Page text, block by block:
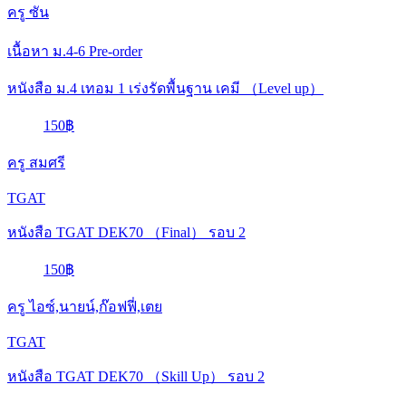
ครู ซัน
เนื้อหา ม.4-6 Pre-order
หนังสือ ม.4 เทอม 1 เร่งรัดพื้นฐาน เคมี （Level up）
150฿
ครู สมศรี
TGAT
หนังสือ TGAT DEK70 （Final） รอบ 2
150฿
ครู ไอซ์,นายน์,ก๊อฟฟี่,เตย
TGAT
หนังสือ TGAT DEK70 （Skill Up） รอบ 2